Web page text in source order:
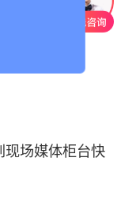
现场媒体柜台快